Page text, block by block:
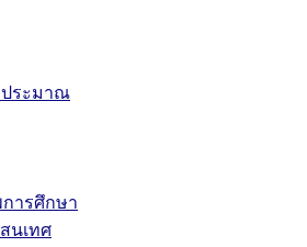
ประมาณ
ารศึกษา
นเทศ